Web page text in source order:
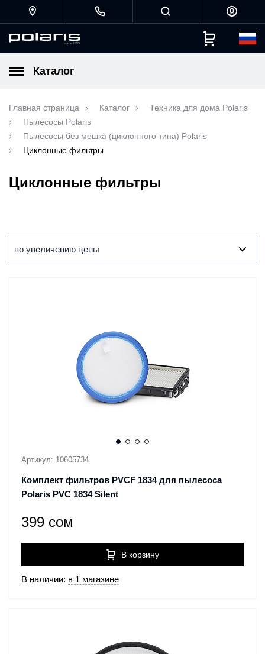
Каталог
Главная страница Каталог
Техника для дома Polaris
Пылесосы Polaris
Пылесосы без мешка (циклонного типа) Polaris
Циклонные фильтры
Циклонные фильтры
по увеличению цены
Артикул: 10605734
Комплект фильтров PVCF 1834 для пылесоса
Polaris PVC 1834 Silent
399 сом
В корзину
В наличии: в 1 магазине